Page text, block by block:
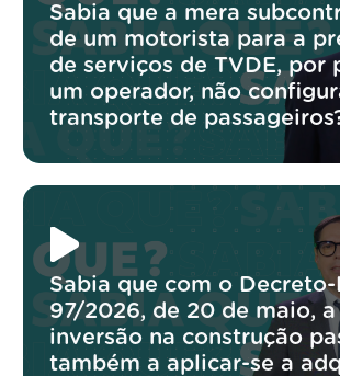
Sabia que a mera
de um motorista para a
de serviços de TVDE, por
um operador, não
transporte de
Sabia que com o Decreto-
97/2026, de 20 de maio,
inversão na construção
também a aplicar-se a